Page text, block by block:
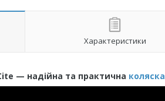
Характеристики
— надійна та практична коляска